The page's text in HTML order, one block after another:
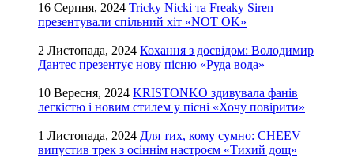
16 Серпня, 2024 Tricky Nicki та Freaky Siren
презентували спільний хіт «NOT OK»
2 Листопада, 2024 Кохання з досвідом: Володимир
Дантес презентує нову пісню «Руда вода»
10 Вересня, 2024 KRISTONKO здивувала фанів
легкістю і новим стилем у пісні «Хочу повірити»
1 Листопада, 2024 Для тих, кому сумно: CHEEV
випустив трек з осіннім настроєм «Тихий дощ»